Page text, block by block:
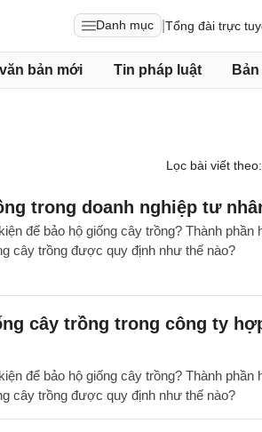
Danh mục Tổng đài trực
bản mới Tin pháp luật
Lọc bài viết theo:
trong doanh nghiệp tư
để bảo hộ giống cây trồng? Thành phần
cây trồng được quy định như thế nào?
cây trồng trong công ty
để bảo hộ giống cây trồng? Thành phần
cây trồng được quy định như thế nào?